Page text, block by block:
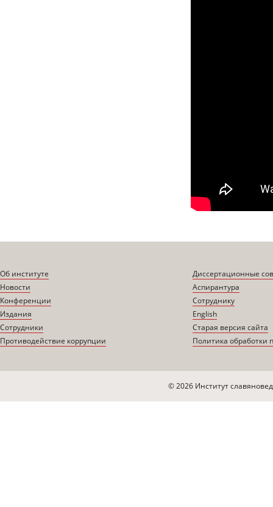
Об институте
Новости
Конференции
Издания
Сотрудники
Противодействие коррупции
Диссертационные
Аспирантура
Сотруднику
English
Старая версия сайта
Политика обработки
© 2026 Институт